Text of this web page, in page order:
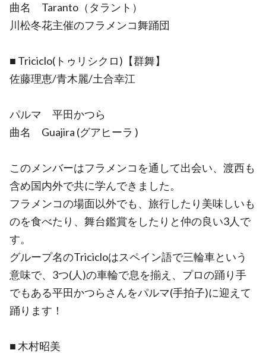
曲名 Taranto（タラント）
川松冬花主催のフラメンコ舞踊団
■ Triciclo(トゥリシクロ)【群舞】
佐藤理恵/青木麗/土合幸江
パルマ 平田かつら
曲名 Guajira (グアヒーラ )
このメンバーはフラメンコを通して出会い、渡西も
含め国内外で共に学んできました。
フラメンコの場面以外でも、旅行したり美味しいも
のを食べたり、舞台鑑賞をしたりと仲の良い3人で
す。
グループ名のTricicloはスペイン語で三輪車という
意味で、3つ(人)の車輪で息を揃え、プロの踊り手
でもある平田かつらさんをパルマ(手拍子)に迎えて
踊ります！
■ 木村昭美